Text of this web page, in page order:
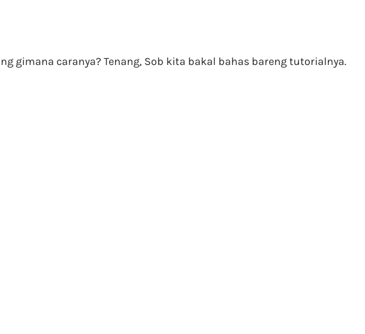
gimana caranya? Tenang, Sob kita bakal bahas bareng tutorialnya.